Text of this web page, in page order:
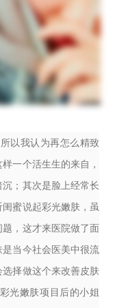
以我认为再怎么精致
一个活生生的来自，
；其次是脸上经常长
蜜说起彩光嫩肤，虽
，这才来医院做了面
当今社会医美中很流
择做这个来改善皮肤
光嫩肤项目后的小姐